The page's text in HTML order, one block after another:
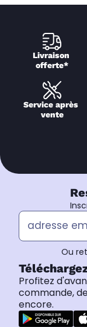
Livraison
offerte*
Service après
vente
Ou
Profitez
commande,
encore.